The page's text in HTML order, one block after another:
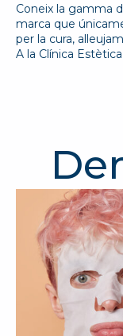
Coneix la gamma
marca que
per la cura,
A la Clínica